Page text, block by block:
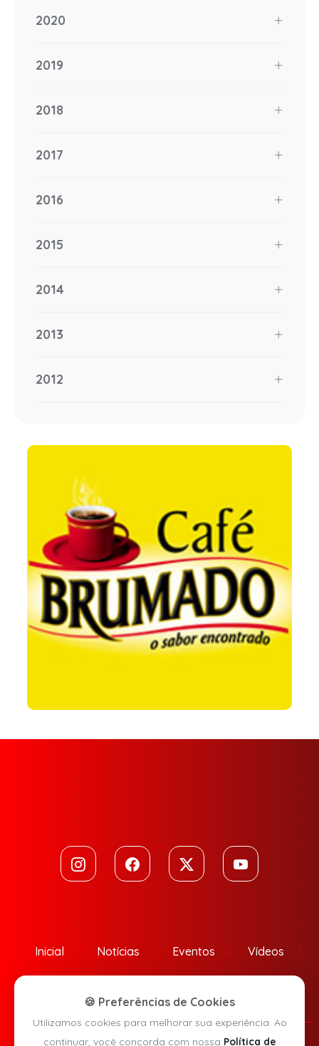
2020
2019
2018
2017
2016
2015
2014
2013
2012
Inicial Notícias Eventos Vídeos
🍪 Preferências de Cookies
Utilizamos cookies para melhorar sua experiência. Ao
continuar, você concorda com nossa Política de